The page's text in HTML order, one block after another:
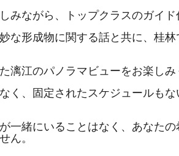
みながら、トップクラスのガイ
な形成物に関する話と共に、桂
漓江のパノラマビューをお楽しみ
く、固定されたスケジュールも
一緒にいることはなく、あなた
ん。